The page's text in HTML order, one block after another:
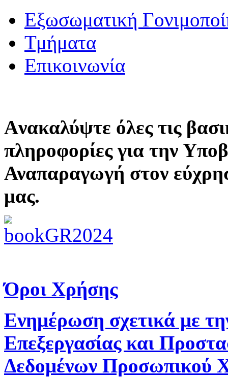
Εξωσωματική
Τμήματα
Επικοινωνία
Aνακαλύψτε όλες τις
πληροφορίες για την
Αναπαραγωγή στον
μας.
Όροι Χρήσης
Ενημέρωση σχετικά με
Επεξεργασίας και
Δεδομένων Προσωπικού